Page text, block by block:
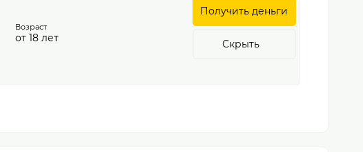
Возраст
от 18 лет
Получить деньги
Скрыть